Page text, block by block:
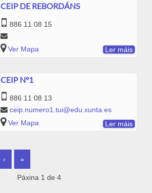
CEIP DE REBORDÁNS
886 11 08 15
Ver Mapa Ler máis
CEIP Nº1
886 11 08 13
ceip.numero1.tui@edu.xunta.es
Ver Mapa
Ler máis
› »
Páxina 1 de 4